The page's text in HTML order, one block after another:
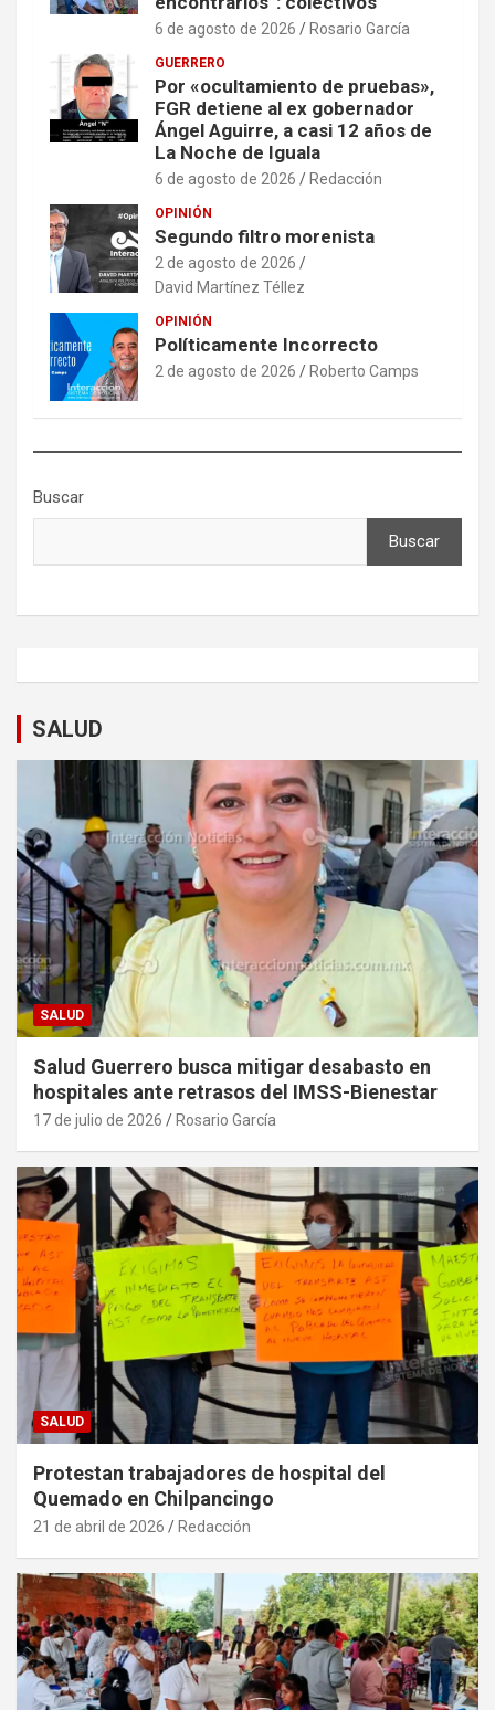
6 de agosto de 2026 Rosario García
GUERRERO
Por «ocultamiento de pruebas»,
FGR detiene al ex gobernador
Ángel Aguirre, a casi 12 años de
La Noche de Iguala
6 de agosto de 2026 Redacción
OPINIÓN
Segundo filtro morenista
2 de agosto de 2026
David Martínez Téllez
OPINIÓN
Políticamente Incorrecto
2 de agosto de 2026 Roberto Camps
Buscar
Buscar
SALUD
SALUD
Salud Guerrero busca mitigar desabasto en
hospitales ante retrasos del IMSS-Bienestar
17 de julio de 2026 Rosario García
SALUD
Protestan trabajadores de hospital del
Quemado en Chilpancingo
21 de abril de 2026 Redacción